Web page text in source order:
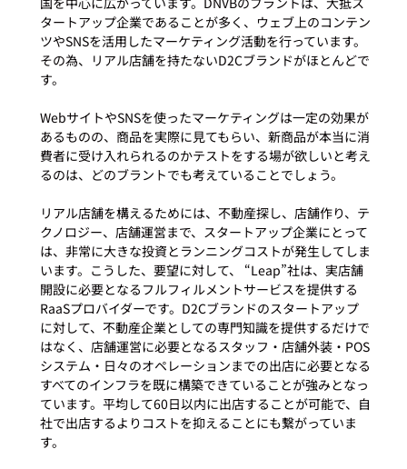
タートアップ企業であることが多く、ウェブ上のコンテン
ツやSNSを活用したマーケティング活動を行っています。
その為、リアル店舗を持たないD2Cブランドがほとんどで
す。
WebサイトやSNSを使ったマーケティングは一定の効果が
あるものの、商品を実際に見てもらい、新商品が本当に消
費者に受け入れられるのかテストをする場が欲しいと考え
るのは、どのブラントでも考えていることでしょう。
リアル店舗を構えるためには、不動産探し、店舗作り、テ
クノロジー、店舗運営まで、スタートアップ企業にとって
は、非常に大きな投資とランニングコストが発生してしま
います。こうした、要望に対して、 “Leap”社は、実店舗
開設に必要となるフルフィルメントサービスを提供する
RaaSプロバイダーです。D2Cブランドのスタートアップ
に対して、不動産企業としての専門知識を提供するだけで
はなく、店舗運営に必要となるスタッフ・店舗外装・POS
システム・日々のオペレーションまでの出店に必要となる
すべてのインフラを既に構築できていることが強みとなっ
ています。平均して60日以内に出店することが可能で、自
社で出店するよりコストを抑えることにも繋がっていま
す。